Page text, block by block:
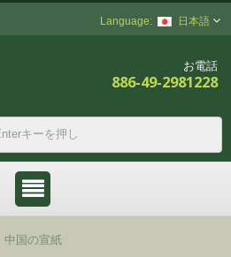
日本語
お電話
886-49-2981228
中国の宣紙